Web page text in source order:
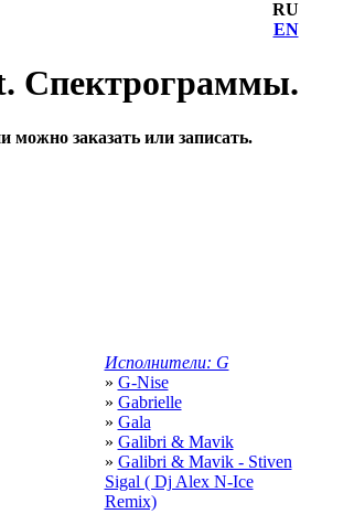
RU
EN
Спектрограммы.
заказать или записать.
Исполнители: G
» G-Nise
» Gabrielle
» Gala
» Galibri & Mavik
» Galibri & Mavik - Stiven
Sigal ( Dj Alex N-Ice
Remix)